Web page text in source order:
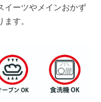
イーツやメインおかず
す。